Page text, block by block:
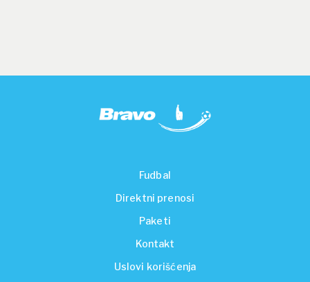
Fudbal
Direktni prenosi
Paketi
Kontakt
Uslovi korišćenja